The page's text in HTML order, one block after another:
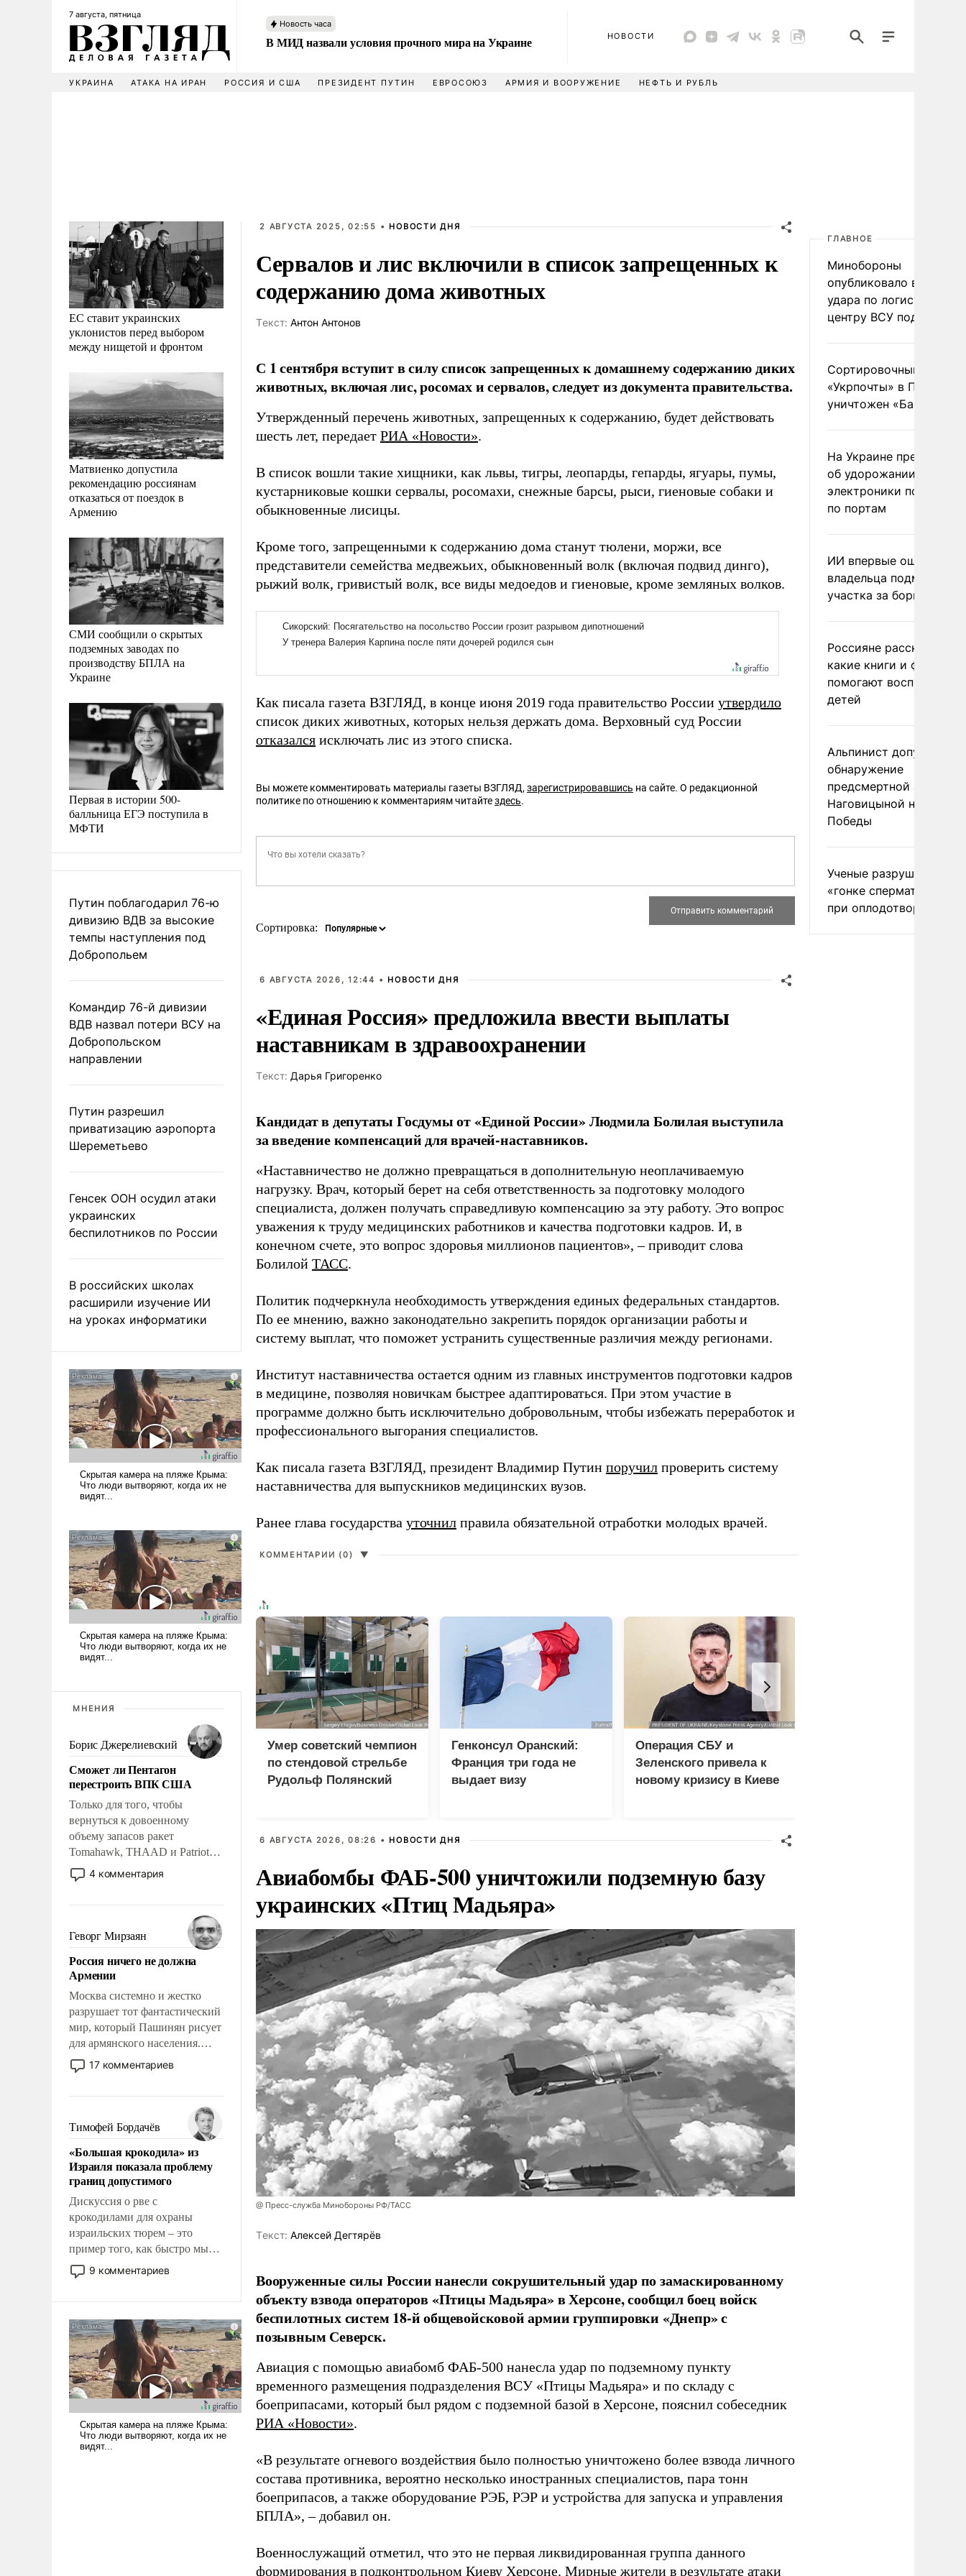
7 августа, пятница
Новость часа
В МИД назвали условия прочного мира на Украине НОВОСТИ
УКРАИНА АТАКА НА ИРАН РОССИЯ И США ПРЕЗИДЕНТ ПУТИН ЕВРОСОЮЗ АРМИЯ И ВООРУЖЕНИЕ НЕФТЬ И РУБЛЬ
ЕС ставит украинских
уклонистов перед выбором
между нищетой и фронтом
Матвиенко допустила
рекомендацию россиянам
отказаться от поездок в
Армению
СМИ сообщили о скрытых
подземных заводах по
производству БПЛА на
Украине
Первая в истории 500-
балльница ЕГЭ поступила в
МФТИ
Путин поблагодарил 76-ю
дивизию ВДВ за высокие
темпы наступления под
Добропольем
Командир 76-й дивизии
ВДВ назвал потери ВСУ на
Добропольском
направлении
Путин разрешил
приватизацию аэропорта
Шереметьево
Генсек ООН осудил атаки
украинских
беспилотников по России
В российских школах
расширили изучение ИИ
на уроках информатики
МНЕНИЯ
Борис Джерелиевский
Сможет ли Пентагон
перестроить ВПК США
Только для того, чтобы
вернуться к довоенному
объему запасов ракет
Tomahawk, THAAD и Patriot
США потребуется более трех
лет. Даже небольшая война с
Сложившаяся ситуация
означает многолетний период
уязвимости США, например,
перед Китаем.
4 комментария
Геворг Мирзаян
Россия ничего не должна
Армении
Москва системно и жестко
разрушает тот фантастический
мир, который Пашинян рисует
для армянского населения.
Мир, где политические
прожекты будут безусловно
налогоплательщиков и где
Еревану за свои поступки не
нужно отвечать.
17 комментариев
Тимофей Бордачёв
«Большая крокодила» из
Израиля показала проблему
границ допустимого
Дискуссия о рве с
крокодилами для охраны
израильских тюрем – это
пример того, как быстро мы
двигаемся по пути
революционных изменений.
псевдонаучной фантастики,
стало всерьез обсуждаемой
идеей.
9 комментариев
2 АВГУСТА 2025, 02:55 • НОВОСТИ ДНЯ
Сервалов и лис включили в список запрещенных к
содержанию дома животных
Tекст: Антон Антонов
С 1 сентября вступит в силу список запрещенных к домашнему содержанию диких
животных, включая лис, росомах и сервалов, следует из документа правительства.
Утвержденный перечень животных, запрещенных к содержанию, будет действовать
шесть лет, передает РИА «Новости».
В список вошли такие хищники, как львы, тигры, леопарды, гепарды, ягуары, пумы,
кустарниковые кошки сервалы, росомахи, снежные барсы, рыси, гиеновые собаки и
обыкновенные лисицы.
Кроме того, запрещенными к содержанию дома станут тюлени, моржи, все
представители семейства медвежьих, обыкновенный волк (включая подвид динго),
рыжий волк, гривистый волк, все виды медоедов и гиеновые, кроме земляных волков.
Как писала газета ВЗГЛЯД, в конце июня 2019 года правительство России утвердило
список диких животных, которых нельзя держать дома. Верховный суд России
отказался исключать лис из этого списка.
Вы можете комментировать материалы газеты ВЗГЛЯД, зарегистрировавшись на сайте. О редакционной
политике по отношению к комментариям читайтездесь.
Сортировка:
6 АВГУСТА 2026, 12:44 • НОВОСТИ ДНЯ
«Единая Россия» предложила ввести выплаты
наставникам в здравоохранении
Tекст: Дарья Григоренко
Кандидат в депутаты Госдумы от «Единой России» Людмила Болилая выступила
за введение компенсаций для врачей-наставников.
«Наставничество не должно превращаться в дополнительную неоплачиваемую
нагрузку. Врач, который берет на себя ответственность за подготовку молодого
специалиста, должен получать справедливую компенсацию за эту работу. Это вопрос
уважения к труду медицинских работников и качества подготовки кадров. И, в
конечном счете, это вопрос здоровья миллионов пациентов», – приводит слова
Болилой ТАСС.
Политик подчеркнула необходимость утверждения единых федеральных стандартов.
По ее мнению, важно законодательно закрепить порядок организации работы и
систему выплат, что поможет устранить существенные различия между регионами.
Институт наставничества остается одним из главных инструментов подготовки кадров
в медицине, позволяя новичкам быстрее адаптироваться. При этом участие в
программе должно быть исключительно добровольным, чтобы избежать переработок и
профессионального выгорания специалистов.
Как писала газета ВЗГЛЯД, президент Владимир Путин поручил проверить систему
наставничества для выпускников медицинских вузов.
Ранее глава государства уточнил правила обязательной отработки молодых врачей.
КОММЕНТАРИИ (0) ▼
Умер советский чемпион
по стендовой стрельбе
Рудольф Полянский
Генконсул Оранский:
Франция три года не
выдает визу
Операция СБУ и
Зеленского привела к
новому кризису в Киеве
6 АВГУСТА 2026, 08:26 • НОВОСТИ ДНЯ
Авиабомбы ФАБ-500 уничтожили подземную базу
украинских «Птиц Мадьяра»
@ Пресс-служба Минобороны РФ/ТАСС
Tекст: Алексей Дегтярёв
Вооруженные силы России нанесли сокрушительный удар по замаскированному
объекту взвода операторов «Птицы Мадьяра» в Херсоне, сообщил боец войск
беспилотных систем 18-й общевойсковой армии группировки «Днепр» с
позывным Северск.
Авиация с помощью авиабомб ФАБ-500 нанесла удар по подземному пункту
временного размещения подразделения ВСУ «Птицы Мадьяра» и по складу с
боеприпасами, который был рядом с подземной базой в Херсоне, пояснил собеседник
РИА «Новости».
«В результате огневого воздействия было полностью уничтожено более взвода личного
состава противника, вероятно несколько иностранных специалистов, пара тонн
боеприпасов, а также оборудование РЭБ, РЭР и устройства для запуска и управления
БПЛА», – добавил он.
Военнослужащий отметил, что это не первая ликвидированная группа данного
формирования в подконтрольном Киеву Херсоне. Мирные жители в результате атаки
ГЛАВНОЕ
Минобороны
опубликовало видео
удара по
центру ВСУ под Киевом
Сортировочный пункт
«Укрпочты» в
уничтожен
На Украине
об удорожании
электроники после
по портам
ИИ впервые
владельца
участка за борщевик
Россияне рассказали,
какие книги и фильмы
помогают воспитывать
детей
Альпинист допустил
обнаружение
предсмертной записки
Наговицыной на пике
Победы
Ученые разрушили миф
«гонке
при оплодотворении